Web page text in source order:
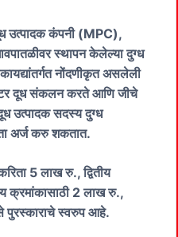
उत्पादक कंपनी (MPC),
स्थापन केलेल्या दुग्ध
नोंदणीकृत असलेली
दूध संकलन करते आणि जीचे
उत्पादक सदस्य दुग्ध
अर्ज करु शकतात.
5 लाख रु., द्वितीय
क्रमांकासाठी 2 लाख रु.,
पुरस्काराचे स्वरुप आहे.